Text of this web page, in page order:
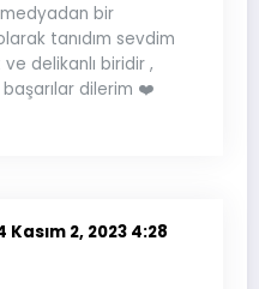
bir
tanıdım sevdim
delikanlı biridir ,
dilerim ❤️
Kasım 2, 2023 4:28